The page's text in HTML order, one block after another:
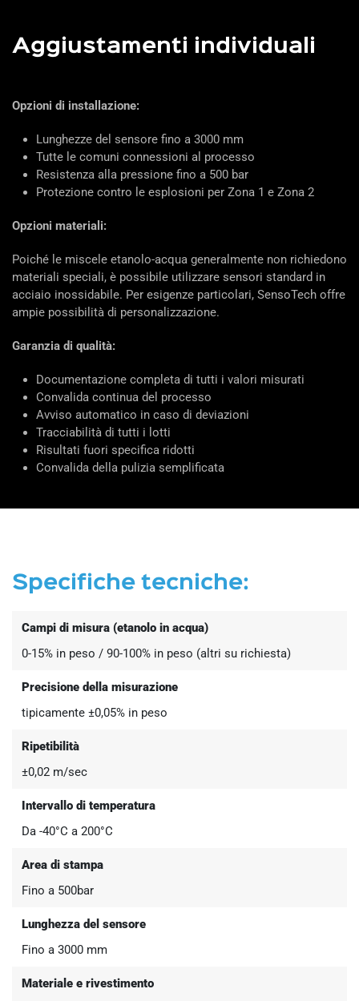
Aggiustamenti individuali
Opzioni di installazione:
Lunghezze del sensore fino a 3000 mm
Tutte le comuni connessioni al processo
Resistenza alla pressione fino a 500 bar
Protezione contro le esplosioni per Zona 1 e Zona 2
Opzioni materiali:
Poiché le miscele etanolo-acqua generalmente non richiedono
materiali speciali, è possibile utilizzare sensori standard in
acciaio inossidabile. Per esigenze particolari, SensoTech offre
ampie possibilità di personalizzazione.
Garanzia di qualità:
Documentazione completa di tutti i valori misurati
Convalida continua del processo
Avviso automatico in caso di deviazioni
Tracciabilità di tutti i lotti
Risultati fuori specifica ridotti
Convalida della pulizia semplificata
Specifiche tecniche:
Campi di misura (etanolo in acqua)
0-15% in peso / 90-100% in peso (altri su richiesta)
Precisione della misurazione
tipicamente ±0,05% in peso
Ripetibilità
±0,02 m/sec
Intervallo di temperatura
Da -40°C a 200°C
Area di stampa
Fino a 500bar
Lunghezza del sensore
Fino a 3000 mm
Materiale e rivestimento